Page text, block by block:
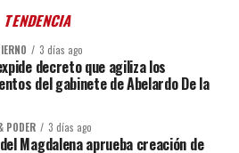
TENDENCIA
3 días ago
decreto que agiliza los
del gabinete de Abelardo De la
PODER 3 días ago
Magdalena aprueba creación de